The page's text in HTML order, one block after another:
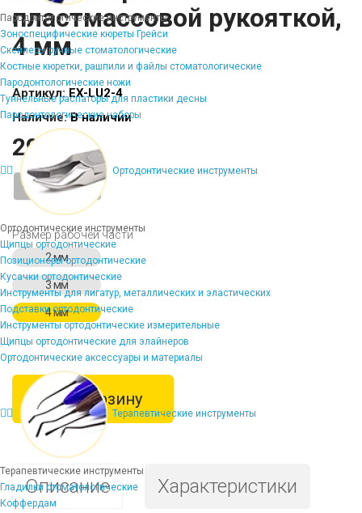
Пародонтологические инструменты
Зоноспецифические кюреты Грейси
Скейлеры ручные стоматологические
Костные кюретки, рашпили и файлы стоматологические
Пародонтологические ножи
Туннельные распаторы для пластики десны
Пародонтологические наборы
Ортодонтические инструменты
Ортодонтические инструменты
Щипцы ортодонтические
Позиционеры ортодонтические
Кусачки ортодонтические
Инструменты для лигатур, металлических и эластических
Подставки ортодонтические
Инструменты ортодонтические измерительные
Щипцы ортодонтические для элайнеров
Ортодонтические аксессуары и материалы
Терапевтические инструменты
Терапевтические инструменты
Гладилки стоматологические
Коффердам
пластмассовой рукояткой,
4 мм
Артикул:EX-LU2-4
Наличие:В наличии
2920 ₽
- +
Размер рабочей части
2 мм
3 мм
4 мм
В корзину
Описание Характеристики